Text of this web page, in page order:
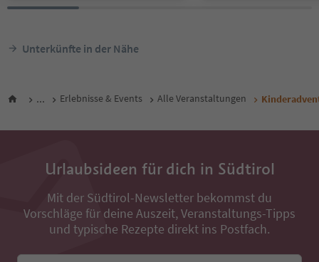
Unterkünfte in der Nähe
... Erlebnisse & Events Alle Veranstaltungen
Urlaubsideen für dich in Südtirol
Mit der Südtirol-Newsletter bekommst du
Vorschläge für deine Auszeit, Veranstaltungs-Tipps
und typische Rezepte direkt ins Postfach.